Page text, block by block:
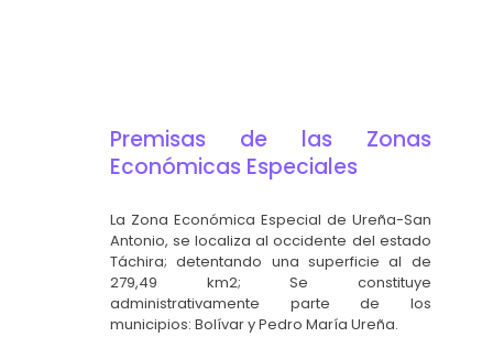
Premisas de las Zonas
Económicas Especiales
La Zona Económica Especial de Ureña-San
Antonio, se localiza al occidente del estado
Táchira; detentando una superficie al de
279,49 km2; Se constituye
administrativamente parte de los
municipios: Bolívar y Pedro María Ureña.